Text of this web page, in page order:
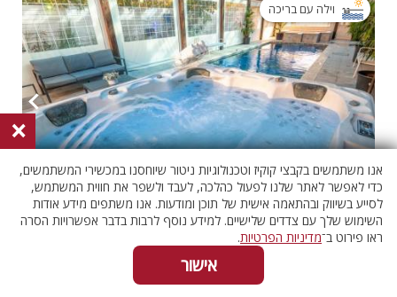
וילה עם בריכה
אחוזת ענת
גליל מערבי, שומרה
055-4538214
×
אנו משתמשים בקבצי קוקיז וטכנולוגיות ניטור שיוחסנו במכשירי המשתמשים,
כדי לאפשר לאתר שלנו לפעול כהלכה, לעבד ולשפר את חווית המשתמש,
לסייע בשיווק ובהתאמה אישית של תוכן ומודעות. אנו משתפים מידע אודות
השימוש שלך עם צדדים שלישיים. למידע נוסף לרבות בדבר אפשרויות הסרה
ראו פירוט ב־מדיניות הפרטיות.
אישור